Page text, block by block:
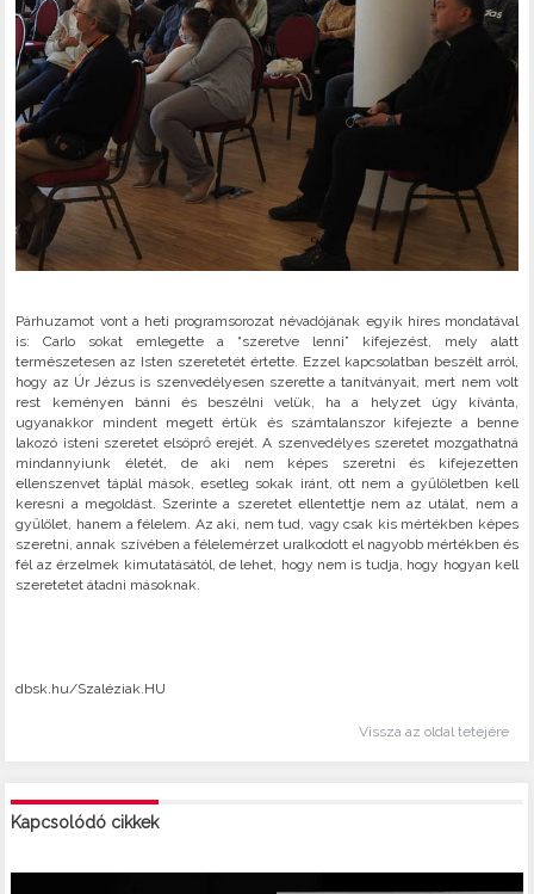
Párhuzamot vont a heti programsorozat névadójának egyik híres mondatával
is: Carlo sokat emlegette a “szeretve lenni” kifejezést, mely alatt
természetesen az Isten szeretetét értette. Ezzel kapcsolatban beszélt arról,
hogy az Úr Jézus is szenvedélyesen szerette a tanítványait, mert nem volt
rest keményen bánni és beszélni velük, ha a helyzet úgy kívánta,
ugyanakkor mindent megett értük és számtalanszor kifejezte a benne
lakozó isteni szeretet elsöprő erejét. A szenvedélyes szeretet mozgathatná
mindannyiunk életét, de aki nem képes szeretni és kifejezetten
ellenszenvet táplál mások, esetleg sokak iránt, ott nem a gyűlöletben kell
keresni a megoldást. Szerinte a szeretet ellentettje nem az utálat, nem a
gyűlölet, hanem a félelem. Az aki, nem tud, vagy csak kis mértékben képes
szeretni, annak szívében a félelemérzet uralkodott el nagyobb mértékben és
fél az érzelmek kimutatásától, de lehet, hogy nem is tudja, hogy hogyan kell
szeretetet átadni másoknak.
dbsk.hu/Szaléziak.HU
Vissza az oldal tetejére
Kapcsolódó cikkek